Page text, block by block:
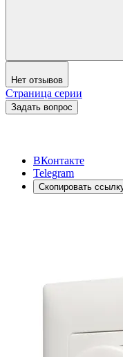
Нет отзывов
Страница серии
Задать вопрос
ВКонтакте
Telegram
Скопировать